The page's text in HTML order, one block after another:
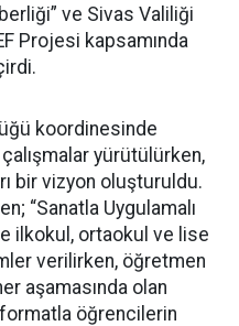
ve Sivas Valiliği
Projesi kapsamında
koordinesinde
yürütülürken,
bir vizyon oluşturuldu.
“Sanatla Uygulamalı
ilkokul, ortaokul ve lise
verilirken, öğretmen
aşamasında olan
öğrencilerin